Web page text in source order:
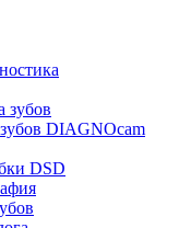
зубов
DIAGNOcam
DSD